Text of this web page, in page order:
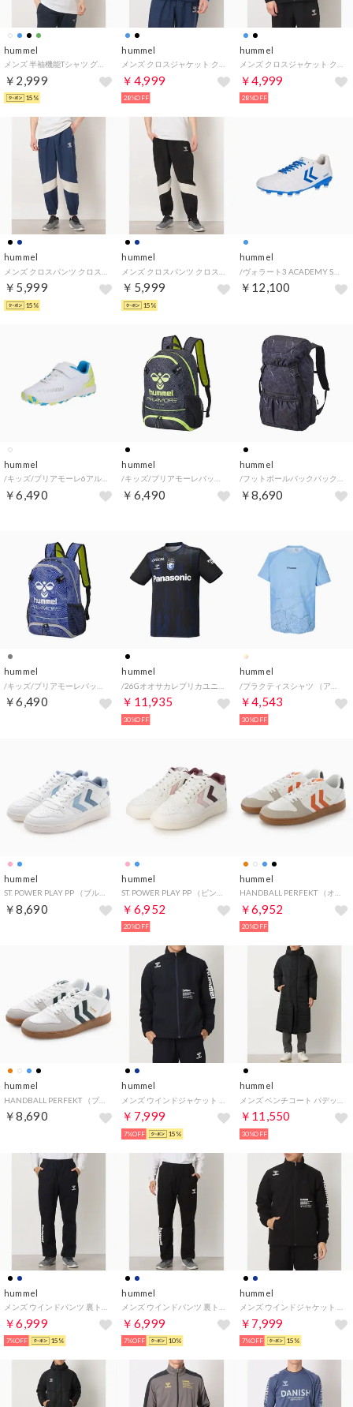
hummel
￥2,999
15%
hummel
￥4,999
28%OFF
hummel
￥4,999
28%OFF
hummel
￥5,999
15%
hummel
￥5,999
15%
hummel
/ヴォラート3 ACADEMY SUPERWIDE （WHT_BLU）
￥12,100
hummel
￥6,490
hummel
￥6,490
hummel
￥8,690
hummel
￥6,490
hummel
￥11,935
30%OFF
hummel
￥4,543
30%OFF
hummel
￥8,690
hummel
￥6,952
20%OFF
hummel
￥6,952
20%OFF
hummel
￥8,690
hummel
￥7,999
7%OFF 15%
hummel
￥11,550
30%OFF
hummel
￥6,999
7%OFF 15%
hummel
￥6,999
7%OFF 10%
hummel
￥7,999
7%OFF 15%